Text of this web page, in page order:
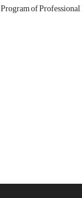
Program of